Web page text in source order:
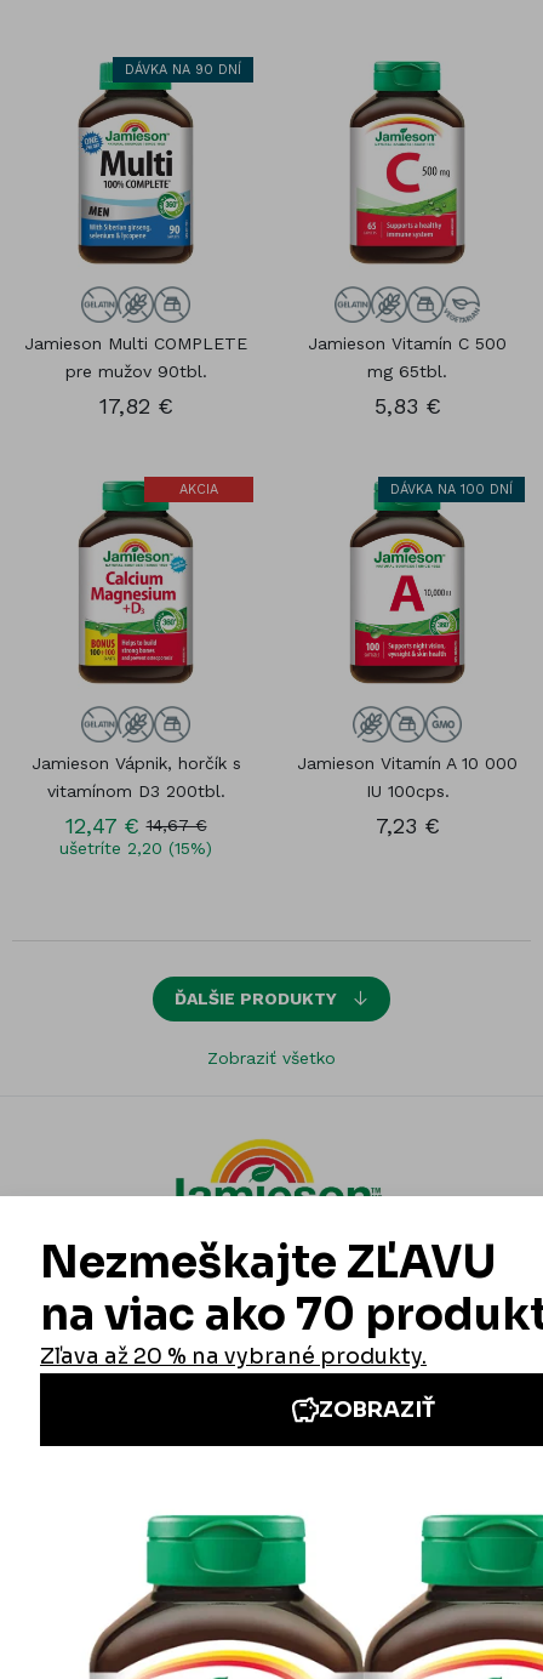
DÁVKA NA 90 DNÍ
Jamieson Multi COMPLETE
pre mužov 90tbl.
17,82 €
Jamieson Vitamín C 500
mg 65tbl.
5,83 €
AKCIA
Jamieson Vápnik, horčík s
vitamínom D3 200tbl.
12,47 € 14,67 €
ušetríte 2,20 (15%)
DÁVKA NA 100 DNÍ
Jamieson Vitamín A 10 000
IU 100cps.
7,23 €
ĎALŠIE PRODUKTY
Zobraziť všetko
Iné stránky Jamieson
Prihlásenie do newslettra